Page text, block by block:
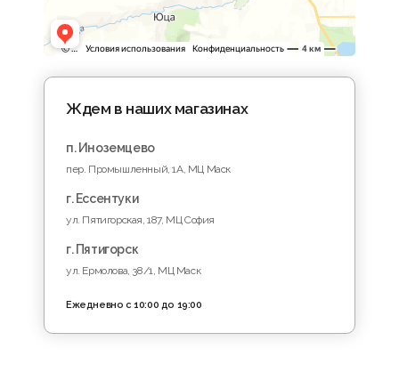
Ждем в наших магазинах
п. Иноземцево
пер. Промышленный, 1A, МЦ Маск
г. Ессентуки
ул. Пятигорская, 187, МЦ София
г. Пятигорск
ул. Ермолова, 38/1, МЦ Маск
Ежедневно с 10:00 до 19:00